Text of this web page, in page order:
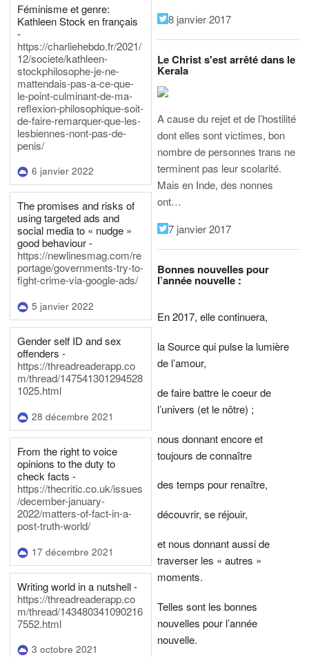
Féminisme et genre:
Kathleen Stock en français
-
https://charliehebdo.fr/2021/
12/societe/kathleen-
stockphilosophe-je-ne-
mattendais-pas-a-ce-que-
le-point-culminant-de-ma-
reflexion-philosophique-soit-
de-faire-remarquer-que-les-
lesbiennes-nont-pas-de-
penis/
6 janvier 2022
The promises and risks of
using targeted ads and
social media to « nudge »
good behaviour -
https://newlinesmag.com/re
portage/governments-try-to-
fight-crime-via-google-ads/
5 janvier 2022
Gender self ID and sex
offenders -
https://threadreaderapp.co
m/thread/147541301294528
1025.html
28 décembre 2021
From the right to voice
opinions to the duty to
check facts -
https://thecritic.co.uk/issues
/december-january-
2022/matters-of-fact-in-a-
post-truth-world/
17 décembre 2021
Writing world in a nutshell -
https://threadreaderapp.co
m/thread/143480341090216
7552.html
3 octobre 2021
8 janvier 2017
Le Christ s'est arrêté dans le
Kerala
A cause du rejet et de l’hostilité
dont elles sont victimes, bon
nombre de personnes trans ne
terminent pas leur scolarité.
Mais en Inde, des nonnes
ont…
7 janvier 2017
Bonnes nouvelles pour
l’année nouvelle :
En 2017, elle continuera,
la Source qui pulse la lumière
de l’amour,
de faire battre le coeur de
l’univers (et le nôtre) ;
nous donnant encore et
toujours de connaître
des temps pour renaître,
découvrir, se réjouir,
et nous donnant aussi de
traverser les « autres »
moments.
Telles sont les bonnes
nouvelles pour l’année
nouvelle.